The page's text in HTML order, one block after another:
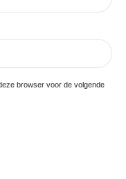
browser voor de volgende